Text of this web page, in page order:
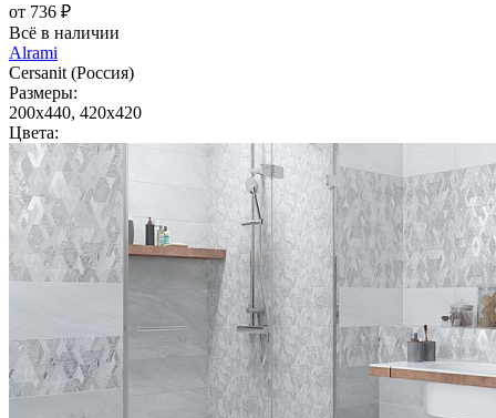
от 736 ₽
Всё в наличии
Alrami
Cersanit (Россия)
Размеры:
200x440, 420x420
Цвета: